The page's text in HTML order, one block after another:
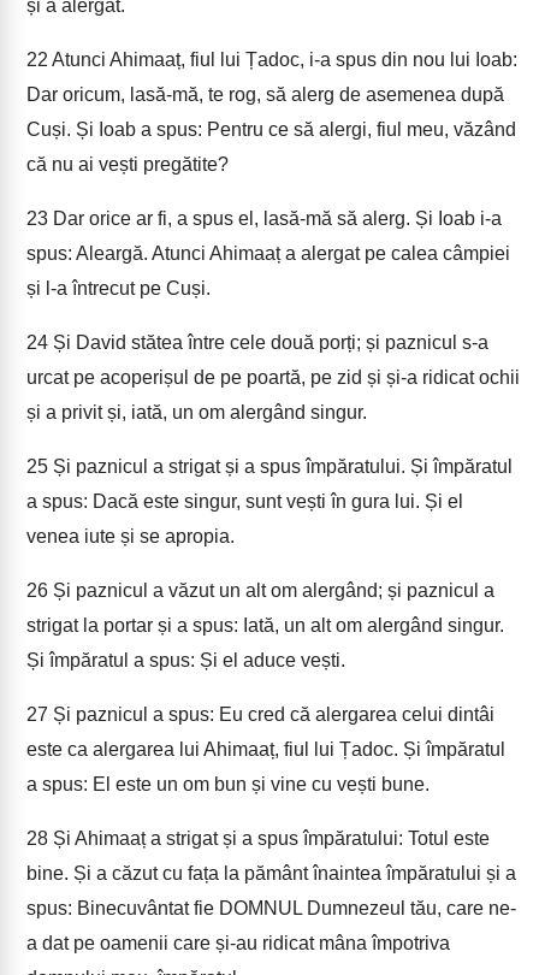
și a alergat.
22 Atunci Ahimaaț, fiul lui Țadoc, i-a spus din nou lui Ioab:
Dar oricum, lasă-mă, te rog, să alerg de asemenea după
Cuși. Și Ioab a spus: Pentru ce să alergi, fiul meu, văzând
că nu ai vești pregătite?
23 Dar orice ar fi, a spus el, lasă-mă să alerg. Și Ioab i-a
spus: Aleargă. Atunci Ahimaaț a alergat pe calea câmpiei
și l-a întrecut pe Cuși.
24 Și David stătea între cele două porți; și paznicul s-a
urcat pe acoperișul de pe poartă, pe zid și și-a ridicat ochii
și a privit și, iată, un om alergând singur.
25 Și paznicul a strigat și a spus împăratului. Și împăratul
a spus: Dacă este singur, sunt vești în gura lui. Și el
venea iute și se apropia.
26 Și paznicul a văzut un alt om alergând; și paznicul a
strigat la portar și a spus: Iată, un alt om alergând singur.
Și împăratul a spus: Și el aduce vești.
27 Și paznicul a spus: Eu cred că alergarea celui dintâi
este ca alergarea lui Ahimaaț, fiul lui Țadoc. Și împăratul
a spus: El este un om bun și vine cu vești bune.
28 Și Ahimaaț a strigat și a spus împăratului: Totul este
bine. Și a căzut cu fața la pământ înaintea împăratului și a
spus: Binecuvântat fie DOMNUL Dumnezeul tău, care ne-
a dat pe oamenii care și-au ridicat mâna împotriva